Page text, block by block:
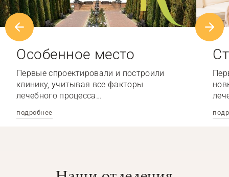
Особенное место
Первые спроектировали и построили
клинику, учитывая все факторы
лечебного процесса…
подробнее